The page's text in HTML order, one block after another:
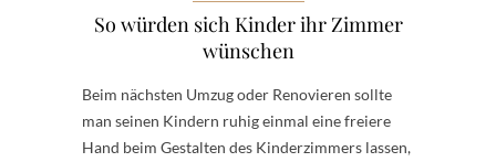
So würden sich Kinder ihr Zimmer
wünschen
Beim nächsten Umzug oder Renovieren sollte
man seinen Kindern ruhig einmal eine freiere
Hand beim Gestalten des Kinderzimmers lassen,